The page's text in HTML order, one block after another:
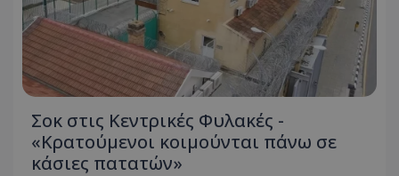
Σοκ στις Κεντρικές Φυλακές -
«Κρατούμενοι κοιμούνται πάνω σε
κάσιες πατατών»